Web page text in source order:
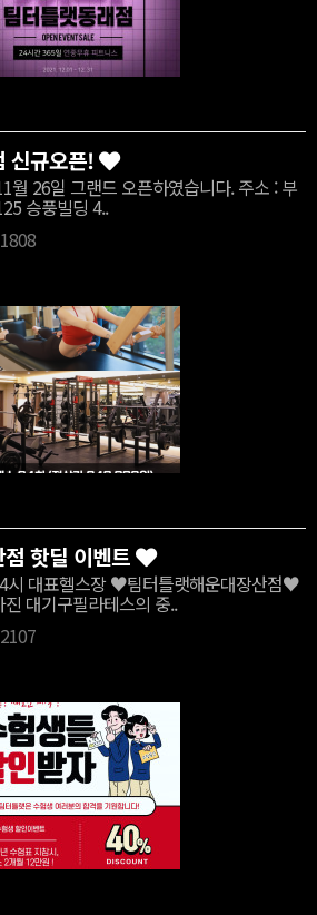
신규오픈!
월 26일 그랜드 오픈하였습니다. 주소 : 부
승풍빌딩 4..
핫딜 이벤트
시 대표헬스장 ♥팀터틀랫해운대장산점♥
대기구필라테스의 중..